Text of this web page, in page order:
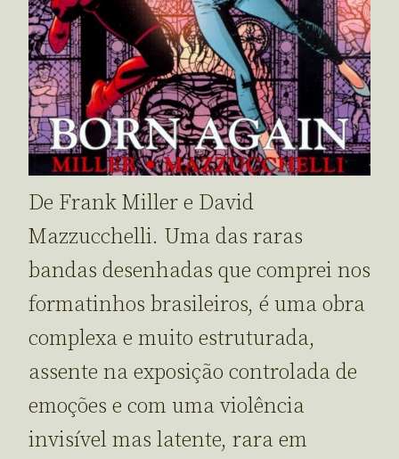
De Frank Miller e David
Mazzucchelli. Uma das raras
bandas desenhadas que comprei nos
formatinhos brasileiros, é uma obra
complexa e muito estruturada,
assente na exposição controlada de
emoções e com uma violência
invisível mas latente, rara em